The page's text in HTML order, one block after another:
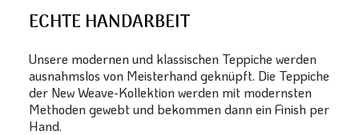
ECHTE HANDARBEIT
Unsere modernen und klassischen Teppiche werden
ausnahmslos von Meisterhand geknüpft. Die Teppiche
der New Weave-Kollektion werden mit modernsten
Methoden gewebt und bekommen dann ein Finish per
Hand.